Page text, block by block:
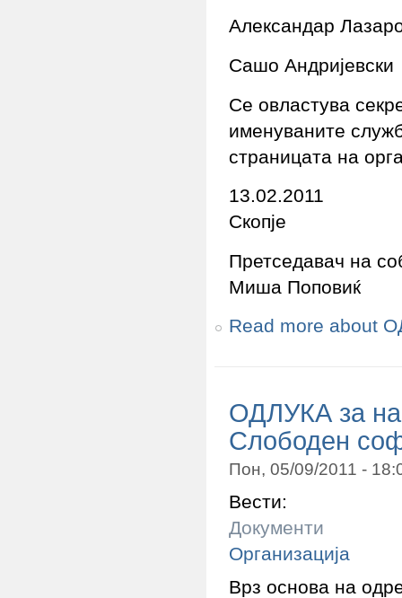
Александар
Сашо Андријевски
Се овластува
именуваните
страницата на
13.02.2011
Скопје
Претседавач на
Миша Поповиќ
Read more about
ОДЛУКА за
Слободен
Пон, 05/09/2011 -
Вести:
Документи
Организација
Врз основа на